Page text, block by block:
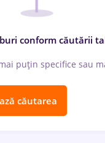
conform căutării
puțin specifice sau
căutarea